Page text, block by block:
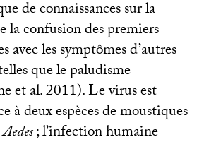
de connaissances sur la
la confusion des premiers
avec les symptômes d’autres
que le paludisme
et al. 2011). Le virus est
à deux espèces de moustiques
Aedes; l’infection humaine